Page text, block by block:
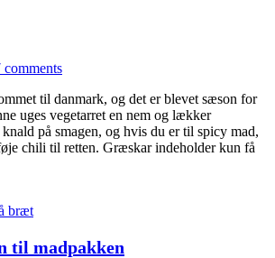
comments
til danmark, og det er blevet sæson for
uges vegetarret en nem og lækker
på smagen, og hvis du er til spicy mad,
chili til retten. Græskar indeholder kun få
til madpakken